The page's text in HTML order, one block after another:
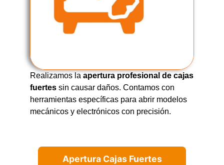
Realizamos la apertura profesional de cajas
fuertes sin causar daños. Contamos con
herramientas específicas para abrir modelos
mecánicos y electrónicos con precisión.
Apertura Cajas Fuertes